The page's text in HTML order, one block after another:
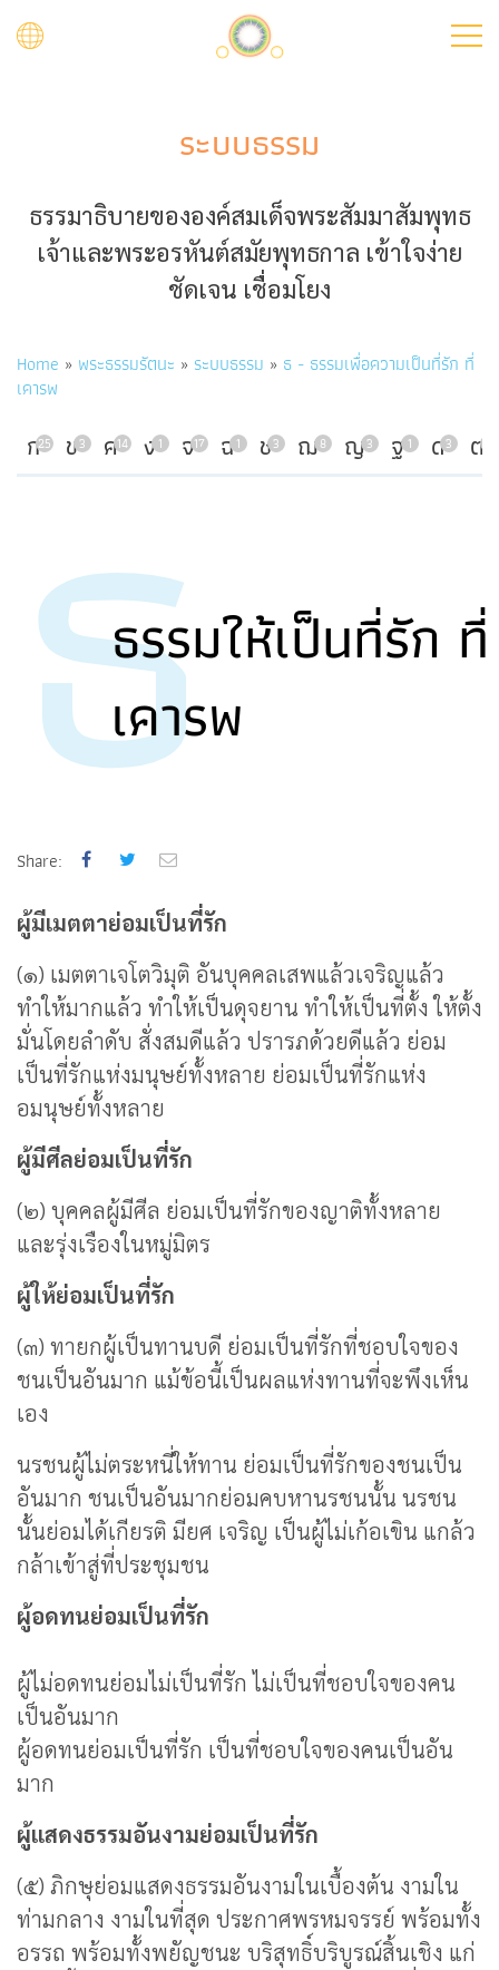
ระบบธรรม
ธรรมาธิบายขององค์สมเด็จพระสัมมาสัมพุทธ
เจ้าและพระอรหันต์สมัยพุทธกาล เข้าใจง่าย
ชัดเจน เชื่อมโยง
Breadcrumb
Home พระธรรมรัตนะ ระบบธรรม
ธ - ธรรมเพื่อความเป็นที่รัก ที่
เคารพ
ก25 ข3 ค14 ง1 จ17 ฉ1 ช3 ฌ8 ญ3 ฐ1 ด3 ต
ธ
ธรรมให้เป็นที่รัก ที่
เคารพ
Share:
ผู้มีเมตตาย่อมเป็นที่รัก
(๑) เมตตาเจโตวิมุติ อันบุคคลเสพแล้วเจริญแล้ว
ทำให้มากแล้ว ทำให้เป็นดุจยาน ทำให้เป็นที่ตั้ง ให้ตั้ง
มั่นโดยลำดับ สั่งสมดีแล้ว ปรารภด้วยดีแล้ว ย่อม
เป็นที่รักแห่งมนุษย์ทั้งหลาย ย่อมเป็นที่รักแห่ง
อมนุษย์ทั้งหลาย
ผู้มีศีลย่อมเป็นที่รัก
(๒) บุคคลผู้มีศีล ย่อมเป็นที่รักของญาติทั้งหลาย
และรุ่งเรืองในหมู่มิตร
ผู้ให้ย่อมเป็นที่รัก
(๓) ทายกผู้เป็นทานบดี ย่อมเป็นที่รักที่ชอบใจของ
ชนเป็นอันมาก แม้ข้อนี้เป็นผลแห่งทานที่จะพึงเห็น
เอง
นรชนผู้ไม่ตระหนี่ให้ทาน ย่อมเป็นที่รักของชนเป็น
อันมาก ชนเป็นอันมากย่อมคบหานรชนนั้น นรชน
นั้นย่อมได้เกียรติ มียศ เจริญ เป็นผู้ไม่เก้อเขิน แกล้ว
กล้าเข้าสู่ที่ประชุมชน
ผู้อดทนย่อมเป็นที่รัก
ผู้ไม่อดทนย่อมไม่เป็นที่รัก ไม่เป็นที่ชอบใจของคน
เป็นอันมาก
ผู้อดทนย่อมเป็นที่รัก เป็นที่ชอบใจของคนเป็นอัน
มาก
ผู้แสดงธรรมอันงามย่อมเป็นที่รัก
(๕) ภิกษุย่อมแสดงธรรมอันงามในเบื้องต้น งามใน
ท่ามกลาง งามในที่สุด ประกาศพรหมจรรย์ พร้อมทั้ง
อรรถ พร้อมทั้งพยัญชนะ บริสุทธิ์บริบูรณ์สิ้นเชิง แก่